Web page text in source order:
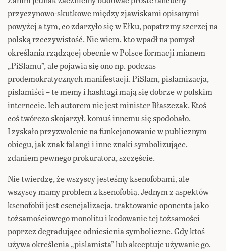
przyczynowo-skutkowe między zjawiskami opisanymi
powyżej a tym, co zdarzyło się w Ełku, popatrzmy szerzej na
polską rzeczywistość. Nie wiem, kto wpadł na pomysł
określania rządzącej obecnie w Polsce formacji mianem
„PiSlamu”, ale pojawia się ono np. podczas
prodemokratycznych manifestacji. PiSlam, pislamizacja,
pislamiści – te memy i hashtagi mają się dobrze w polskim
internecie. Ich autorem nie jest minister Błaszczak. Ktoś
coś twórczo skojarzył, komuś innemu się spodobało.
I zyskało przyzwolenie na funkcjonowanie w publicznym
obiegu, jak znak falangi i inne znaki symbolizujące,
zdaniem pewnego prokuratora, szczęście.
Nie twierdzę, że wszyscy jesteśmy ksenofobami, ale
wszyscy mamy problem z ksenofobią. Jednym z aspektów
ksenofobii jest esencjalizacja, traktowanie oponenta jako
tożsamościowego monolitu i kodowanie tej tożsamości
poprzez degradujące odniesienia symboliczne. Gdy ktoś
używa określenia „pislamista” lub akceptuje używanie go,